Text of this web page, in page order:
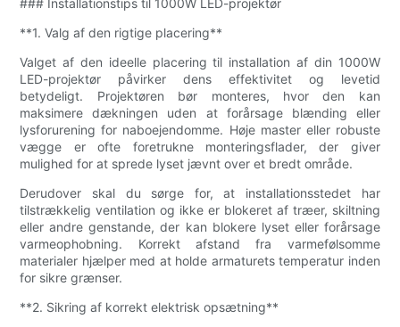
**1. Valg af den rigtige placering**
Valget af den ideelle placering til installation af din 1000W
LED-projektør påvirker dens effektivitet og levetid
betydeligt. Projektøren bør monteres, hvor den kan
maksimere dækningen uden at forårsage blænding eller
lysforurening for naboejendomme. Høje master eller robuste
vægge er ofte foretrukne monteringsflader, der giver
mulighed for at sprede lyset jævnt over et bredt område.
Derudover skal du sørge for, at installationsstedet har
tilstrækkelig ventilation og ikke er blokeret af træer, skiltning
eller andre genstande, der kan blokere lyset eller forårsage
varmeophobning. Korrekt afstand fra varmefølsomme
materialer hjælper med at holde armaturets temperatur inden
for sikre grænser.
**2. Sikring af korrekt elektrisk opsætning**